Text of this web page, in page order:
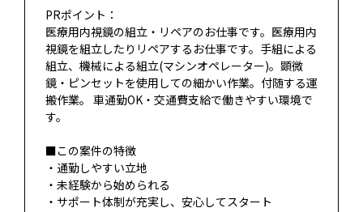
PRポイント：
医療用内視鏡の組立・リペアのお仕事です。医療用内
視鏡を組立したりリペアするお仕事です。手組による
組立、機械による組立(マシンオペレーター)。顕微
鏡・ピンセットを使用しての細かい作業。付随する運
搬作業。 車通勤OK・交通費支給で働きやすい環境で
す。
■この案件の特徴
・通勤しやすい立地
・未経験から始められる
・サポート体制が充実し、安心してスタート